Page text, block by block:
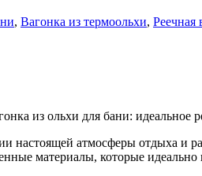
, Вагонка из термоольхи, Реечная
из ольхи для бани:
настоящей атмосферы отдыха и
материалы, которые